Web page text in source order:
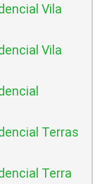
Vila
Vila
Terras
Terra